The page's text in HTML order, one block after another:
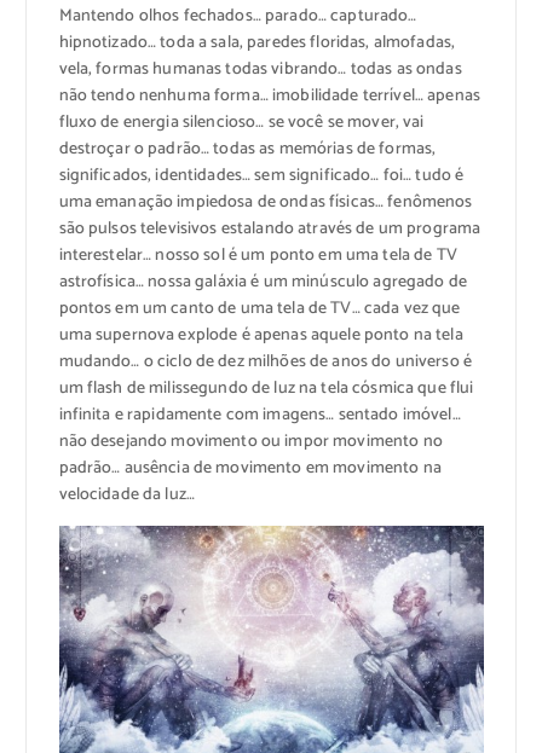
Mantendo olhos fechados… parado… capturado…
hipnotizado… toda a sala, paredes floridas, almofadas,
vela, formas humanas todas vibrando… todas as ondas
não tendo nenhuma forma… imobilidade terrível… apenas
fluxo de energia silencioso… se você se mover, vai
destroçar o padrão… todas as memórias de formas,
significados, identidades… sem significado… foi… tudo é
uma emanação impiedosa de ondas físicas… fenômenos
são pulsos televisivos estalando através de um programa
interestelar… nosso sol é um ponto em uma tela de TV
astrofísica… nossa galáxia é um minúsculo agregado de
pontos em um canto de uma tela de TV… cada vez que
uma supernova explode é apenas aquele ponto na tela
mudando… o ciclo de dez milhões de anos do universo é
um flash de milissegundo de luz na tela cósmica que flui
infinita e rapidamente com imagens… sentado imóvel…
não desejando movimento ou impor movimento no
padrão… ausência de movimento em movimento na
velocidade da luz…